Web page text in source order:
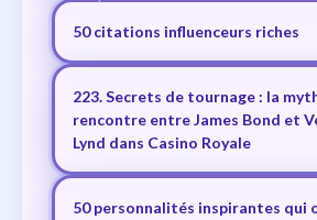
50 citations influenceurs riches
223. Secrets de tournage : la
rencontre entre James Bond et
Lynd dans Casino Royale
50 personnalités inspirantes qui